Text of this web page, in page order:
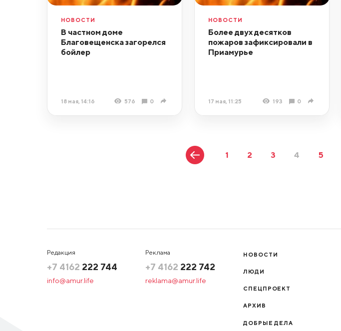
НОВОСТИ
В частном доме
Благовещенска загорелся
бойлер
18 мая, 14:16 576 0
НОВОСТИ
Более двух десятков
пожаров зафиксировали в
Приамурье
17 мая, 11:25 193 0
1 2 3 4 5
Редакция
+7 4162 222 744
info@amur.life
Реклама
+7 4162 222 742
reklama@amur.life
НОВОСТИ
ЛЮДИ
СПЕЦПРОЕКТ
АРХИВ
ДОБРЫЕ ДЕЛА